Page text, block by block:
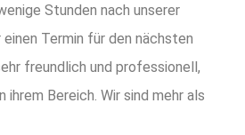
Stunden nach unserer
Termin für den nächsten
freundlich und professionell,
ihrem Bereich. Wir sind mehr als